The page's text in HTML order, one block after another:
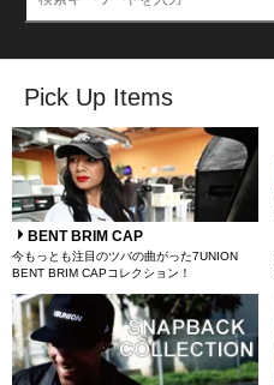
Pick Up Items
BENT BRIM CAP
今もっとも注目のツバの曲がった7UNION
BENT BRIM CAPコレクション！